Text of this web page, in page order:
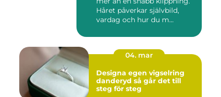
Håret påverkar självbild,
vardag och hur du m...
04. mar
Designa egen vigselring
danderyd så går det till
steg för steg